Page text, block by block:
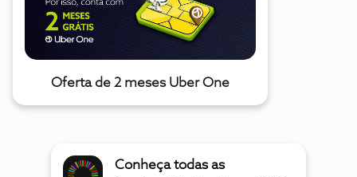
Oferta de 2 meses Uber One
Conheça todas as